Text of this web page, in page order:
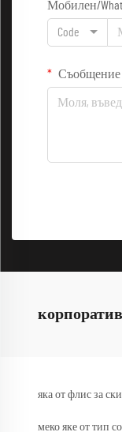
Мобилен/
Code
Съобщение
яка от флис за
меко яке от тип